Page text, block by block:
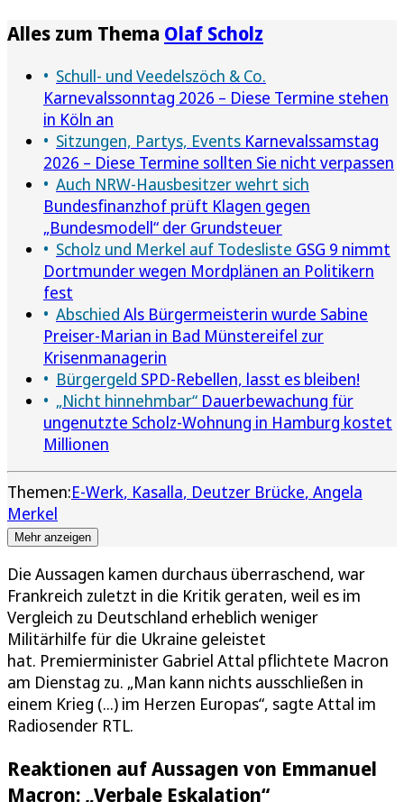
Alles zum Thema Olaf Scholz
Schull- und Veedelszöch & Co.
Karnevalssonntag 2026 – Diese Termine stehen
in Köln an
Sitzungen, Partys, Events Karnevalssamstag
2026 – Diese Termine sollten Sie nicht verpassen
Auch NRW-Hausbesitzer wehrt sich
Bundesfinanzhof prüft Klagen gegen
„Bundesmodell“ der Grundsteuer
Scholz und Merkel auf Todesliste GSG 9 nimmt
Dortmunder wegen Mordplänen an Politikern
fest
Abschied Als Bürgermeisterin wurde Sabine
Preiser-Marian in Bad Münstereifel zur
Krisenmanagerin
Bürgergeld SPD-Rebellen, lasst es bleiben!
„Nicht hinnehmbar“ Dauerbewachung für
ungenutzte Scholz-Wohnung in Hamburg kostet
Millionen
Themen:E-Werk Kasalla Deutzer Brücke Angela
Merkel
Mehr anzeigen
Die Aussagen kamen durchaus überraschend, war
Frankreich zuletzt in die Kritik geraten, weil es im
Vergleich zu Deutschland erheblich weniger
Militärhilfe für die Ukraine geleistet
hat. Premierminister Gabriel Attal pflichtete Macron
am Dienstag zu. „Man kann nichts ausschließen in
einem Krieg (...) im Herzen Europas“, sagte Attal im
Radiosender RTL.
Reaktionen auf Aussagen von Emmanuel
Macron: „Verbale Eskalation“